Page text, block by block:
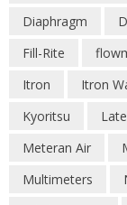
Diaphragm
Fill-Rite
Itron
Itron
Kyoritsu
Meteran Air
Multimeters